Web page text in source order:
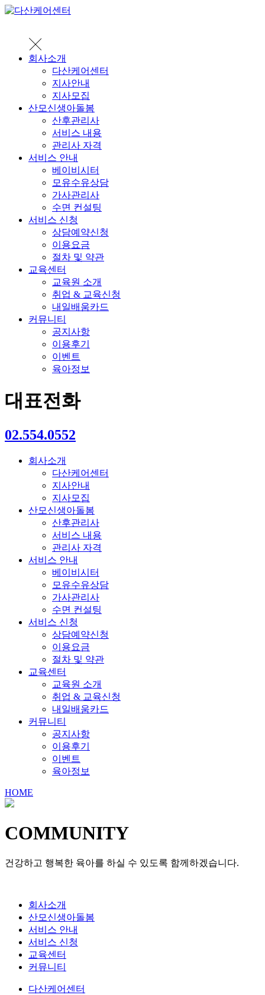
회사소개
다산케어센터
지사안내
지사모집
산모신생아돌봄
산후관리사
서비스 내용
관리사 자격
서비스 안내
베이비시터
모유수유상담
가사관리사
수면 컨설팅
서비스 신청
상담예약신청
이용요금
절차 및 약관
교육센터
교육원 소개
취업 & 교육신청
내일배움카드
커뮤니티
공지사항
이용후기
이벤트
육아정보
대표전화
02.554.0552
회사소개
다산케어센터
지사안내
지사모집
산모신생아돌봄
산후관리사
서비스 내용
관리사 자격
서비스 안내
베이비시터
모유수유상담
가사관리사
수면 컨설팅
서비스 신청
상담예약신청
이용요금
절차 및 약관
교육센터
교육원 소개
취업 & 교육신청
내일배움카드
커뮤니티
공지사항
이용후기
이벤트
육아정보
HOME
COMMUNITY
건강하고 행복한 육아를 하실 수 있도록 함께하겠습니다.
회사소개
산모신생아돌봄
서비스 안내
서비스 신청
교육센터
커뮤니티
다산케어센터